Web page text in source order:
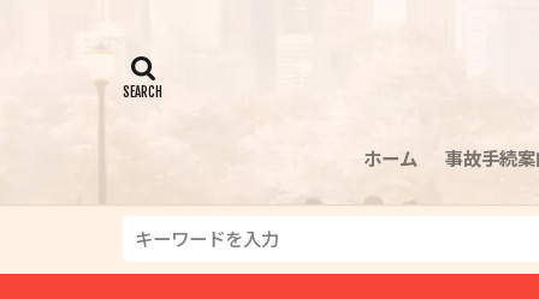
ホーム 事故手続案